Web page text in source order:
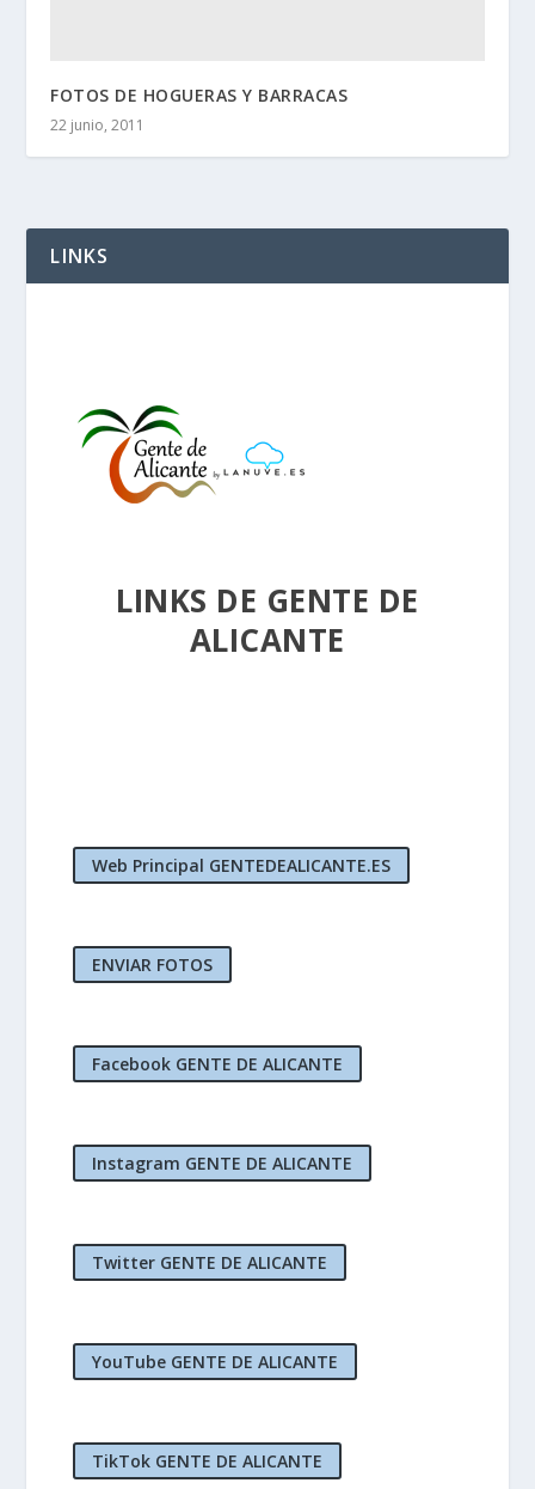
FOTOS DE HOGUERAS Y BARRACAS
22 junio, 2011
LINKS
LINKS DE GENTE DE
ALICANTE
Web Principal GENTEDEALICANTE.ES
ENVIAR FOTOS
Facebook GENTE DE ALICANTE
Instagram GENTE DE ALICANTE
Twitter GENTE DE ALICANTE
YouTube GENTE DE ALICANTE
TikTok GENTE DE ALICANTE